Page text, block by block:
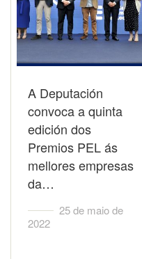
A Deputación
convoca a quinta
edición dos
Premios PEL ás
mellores empresas
da…
25 de maio de
2022